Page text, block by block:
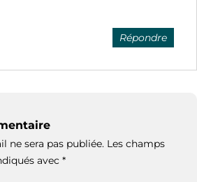
Répondre
ne sera pas publiée. Les champs
avec *